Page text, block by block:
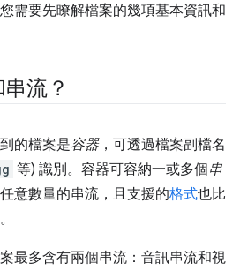
需要先瞭解檔案的幾項基本資訊和
流？
的檔案是容器，可透過檔案副檔名
等) 識別。容器可容納一或多個串
意數量的串流，且支援的格式也比
最多含有兩個串流：音訊串流和視